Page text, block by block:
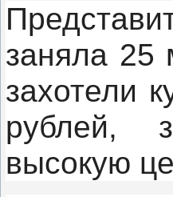
заняла 25
захотели
рублей,
высокую